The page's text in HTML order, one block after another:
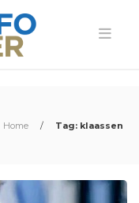
Home / Tag: klaassen